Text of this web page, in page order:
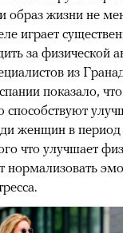
/ 00:00
образ жизни не
играет
за физической
из
показало,
способствуют
женщин в
что улучшает
нормализовать